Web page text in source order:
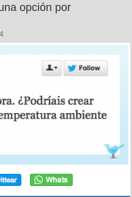
opción por